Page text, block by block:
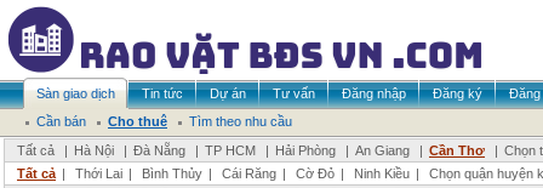
Sàn giao dịch Tin tức Dự án Tư vấn Đăng nhập Đăng ký
Đăng
Cần bán
Cho thuê
Tìm theo nhu cầu
Tất cả
| Hà Nội | Đà Nẵng | TP HCM | Hải Phòng | An Giang | Cần Thơ | Chọn
Tất cả | Thới Lai | Bình Thủy | Cái Răng | Cờ Đỏ | Ninh Kiều |
Chọn quận huyện